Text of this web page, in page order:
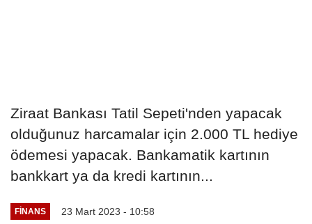
Ziraat Bankası Tatil Sepeti'nden yapacak
olduğunuz harcamalar için 2.000 TL hediye
ödemesi yapacak. Bankamatik kartının
bankkart ya da kredi kartının...
FINANS 23 Mart 2023 - 10:58